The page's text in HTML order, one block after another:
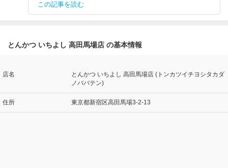
この記事を読む
とんかつ いちよし 高田馬場店 の基本情報
店名
とんかつ いちよし 高田馬場店 (トンカツイチヨシタカダ
ノババテン)
住所 東京都新宿区高田馬場3-2-13